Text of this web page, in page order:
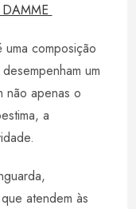
composição
um
não apenas o
a
atendem às